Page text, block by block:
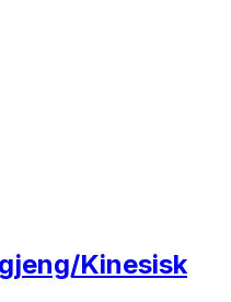
Kinesisk